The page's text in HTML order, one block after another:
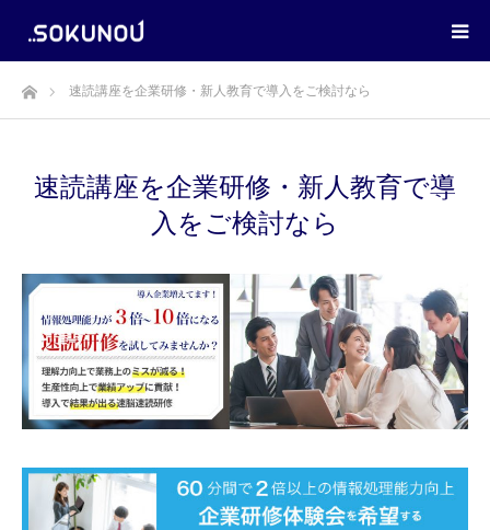
ホーム速読講座を企業研修・新人教育で導入をご検討なら
速読講座を企業研修・新人教育で導
入をご検討なら